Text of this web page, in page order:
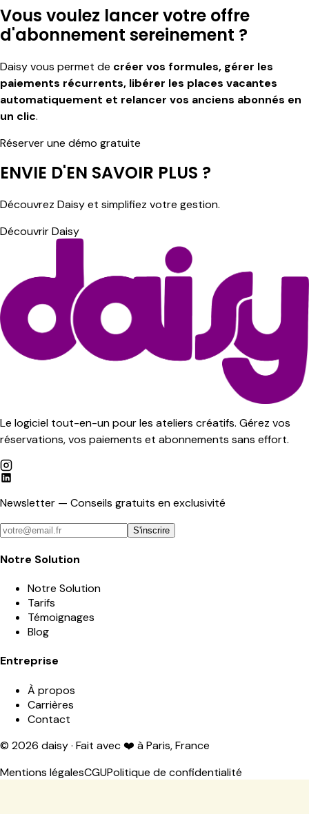
Vous voulez lancer votre offre
d'abonnement sereinement ?
Daisy vous permet de créer vos formules, gérer les
paiements récurrents, libérer les places vacantes
automatiquement et relancer vos anciens abonnés en
un clic.
Réserver une démo gratuite
ENVIE D'EN SAVOIR PLUS ?
Découvrez Daisy et simplifiez votre gestion.
Découvrir Daisy
Le logiciel tout-en-un pour les ateliers créatifs. Gérez vos
réservations, vos paiements et abonnements sans effort.
Newsletter — Conseils gratuits en exclusivité
S'inscrire
Notre Solution
Notre Solution
Tarifs
Témoignages
Blog
Entreprise
À propos
Carrières
Contact
© 2026 daisy · Fait avec ❤️ à Paris, France
Mentions légalesCGUPolitique de confidentialité